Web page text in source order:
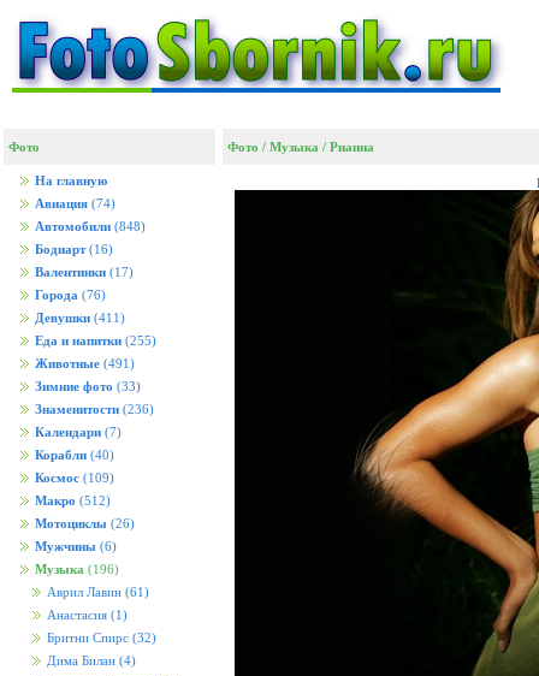
Фото
На главную
Авиация (74)
Автомобили (848)
Бодиарт (16)
Валентинки (17)
Города (76)
Девушки (411)
Еда и напитки (255)
Животные (491)
Зимние фото (33)
Знаменитости (236)
Календари (7)
Корабли (40)
Космос (109)
Макро (512)
Мотоциклы (26)
Мужчины (6)
Музыка (196)
Аврил Лавин (61)
Анастасия (1)
Бритни Спирс (32)
Дима Билан (4)
Фото / Музыка / Рианна